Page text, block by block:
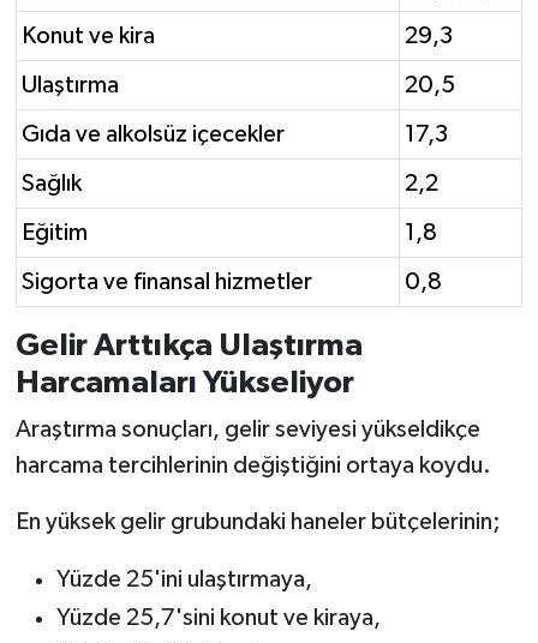
Konut ve kira 29,3
Ulaştırma 20,5
Gıda ve alkolsüz içecekler 17,3
Sağlık 2,2
Eğitim 1,8
Sigorta ve finansal hizmetler 0,8
Gelir Arttıkça Ulaştırma
Harcamaları Yükseliyor
Araştırma sonuçları, gelir seviyesi yükseldikçe
harcama tercihlerinin değiştiğini ortaya koydu.
En yüksek gelir grubundaki haneler bütçelerinin;
Yüzde 25'ini ulaştırmaya,
Yüzde 25,7'sini konut ve kiraya,